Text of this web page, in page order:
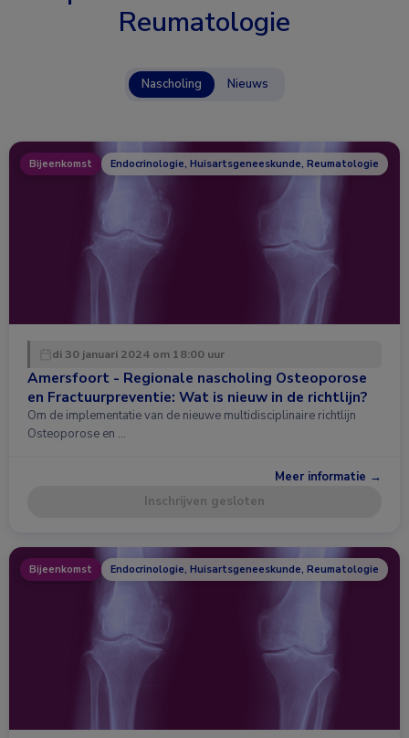
Reumatologie
Nascholing Nieuws
Bijeenkomst Endocrinologie, Huisartsgeneeskunde, Reumatologie
di 30 januari 2024 om 18:00 uur
Amersfoort - Regionale nascholing Osteoporose
en Fractuurpreventie: Wat is nieuw in de richtlijn?
Om de implementatie van de nieuwe multidisciplinaire richtlijn
Osteoporose en …
Meer informatie →
Inschrijven gesloten
Bijeenkomst Endocrinologie, Huisartsgeneeskunde, Reumatologie